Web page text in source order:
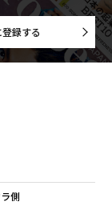
録する
側